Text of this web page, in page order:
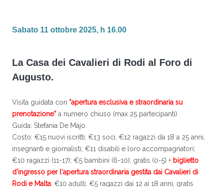
Sabato 11 ottobre 2025, h 16.00
La Casa dei Cavalieri di Rodi al Foro di
Augusto.
Visita guidata con "apertura esclusiva e straordinaria su
prenotazione” a numero chiuso (max 25 partecipanti)
Guida: Stefania De Majo.
Costo: €15 nuovi iscritti; €13 soci; €12 ragazzi da 18 a 25 anni,
insegnanti e giornalisti; €11 disabili e loro accompagnatori;
€10 ragazzi (11-17); €5 bambini (6-10); gratis (0-5) + biglietto
d'ingresso per l'apertura straordinaria gestita dai Cavalieri di
Rodi e Malta: €10 adulti, €5 ragazzi dai 12 ai 18 anni, gratis